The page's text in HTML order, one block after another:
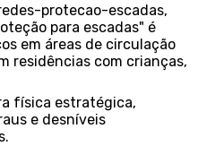
protecao-escadas,
para escadas" é
em áreas de circulação
residências com crianças,
física estratégica,
e desníveis